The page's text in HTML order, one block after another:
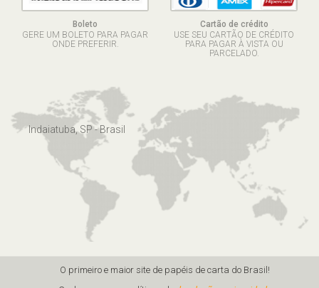
Boleto
GERE UM BOLETO PARA PAGAR
ONDE PREFERIR.
Cartão de crédito
USE SEU CARTÃO DE CRÉDITO
PARA PAGAR À VISTA OU
PARCELADO.
Indaiatuba, SP - Brasil
O primeiro e maior site de papéis de carta do Brasil!